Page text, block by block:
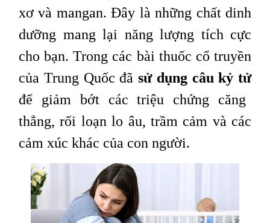
xơ và mangan. Đây là những chất dinh
dưỡng mang lại năng lượng tích cực
cho bạn. Trong các bài thuốc cổ truyền
của Trung Quốc đã sử dụng câu kỷ tử
để giảm bớt các triệu chứng căng
thẳng, rối loạn lo âu, trầm cảm và các
cảm xúc khác của con người.